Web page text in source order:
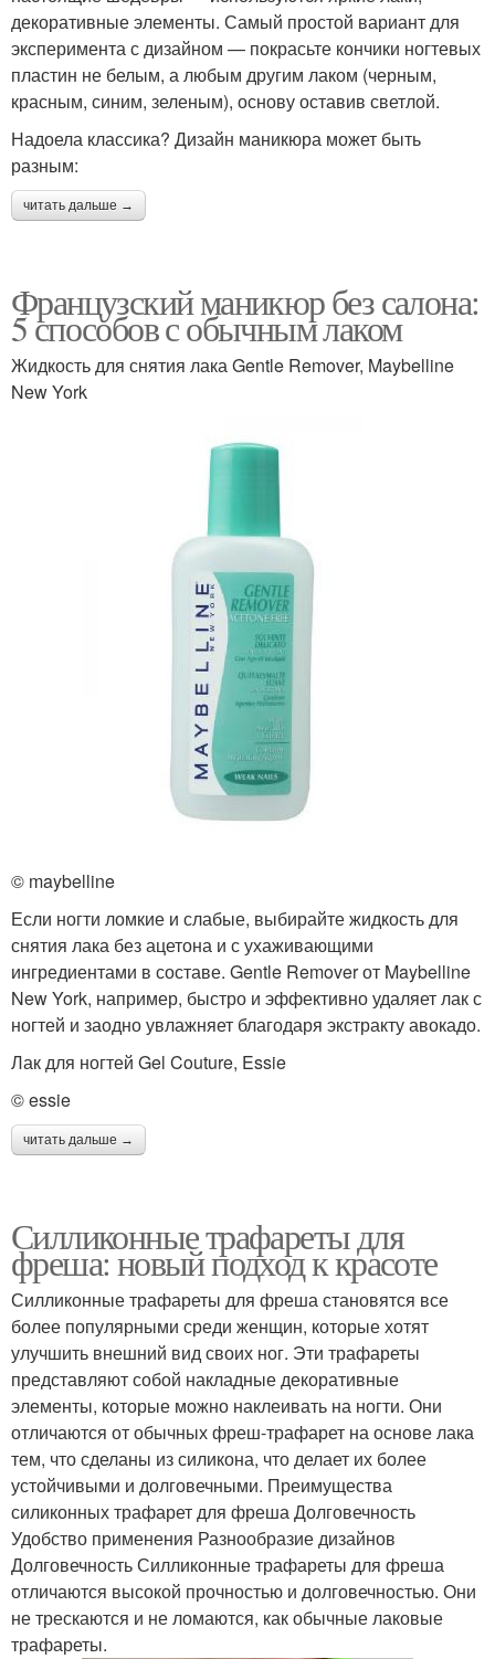
декоративные элементы. Самый простой вариант для
эксперимента с дизайном — покрасьте кончики ногтевых
пластин не белым, а любым другим лаком (черным,
красным, синим, зеленым), основу оставив светлой.
Надоела классика? Дизайн маникюра может быть
разным:
читать дальше →
Французский маникюр без салона:
5 способов с обычным лаком
Жидкость для снятия лака Gentle Remover, Maybelline
New York
© maybelline
Если ногти ломкие и слабые, выбирайте жидкость для
снятия лака без ацетона и с ухаживающими
ингредиентами в составе. Gentle Remover от Maybelline
New York, например, быстро и эффективно удаляет лак с
ногтей и заодно увлажняет благодаря экстракту авокадо.
Лак для ногтей Gel Couture, Essie
© essie
читать дальше →
Силликонные трафареты для
фреша: новый подход к красоте
Силликонные трафареты для фреша становятся все
более популярными среди женщин, которые хотят
улучшить внешний вид своих ног. Эти трафареты
представляют собой накладные декоративные
элементы, которые можно наклеивать на ногти. Они
отличаются от обычных фреш-трафарет на основе лака
тем, что сделаны из силикона, что делает их более
устойчивыми и долговечными. Преимущества
силиконных трафарет для фреша Долговечность
Удобство применения Разнообразие дизайнов
Долговечность Силликонные трафареты для фреша
отличаются высокой прочностью и долговечностью. Они
не трескаются и не ломаются, как обычные лаковые
трафареты.